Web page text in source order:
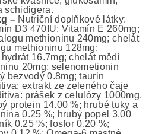
schidigera.
– Nutriční doplňkové látky:
D3 470IU; Vitamín E 260mg;
methioninu 240mg; chelát
methioninu 128mg;
16.7mg; chelát mědi
20mg; selenometionin
bezvodý 0.8mg; taurin
extrakt ze zeleného čaje
prášek z celulózy 1000mg.
protein 14.00 %; hrubé tuky a
0.25 %; hrubý popel 3.00
0.25 %; fosfor 0.20 %;